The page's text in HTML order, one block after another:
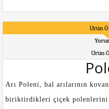
Ürün
Ürün
Arı Poleni, bal arılarının
biriktirdikleri çiçek